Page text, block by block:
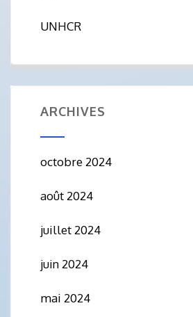
UNHCR
ARCHIVES
octobre 2024
août 2024
juillet 2024
juin 2024
mai 2024